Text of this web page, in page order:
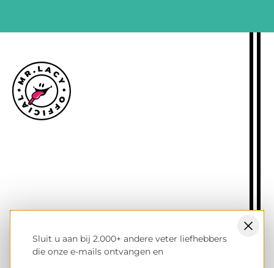
Sluit u aan bij 2.000+ andere veter liefhebbers
die onze e-mails ontvangen en
NL groothandel B2B winkel